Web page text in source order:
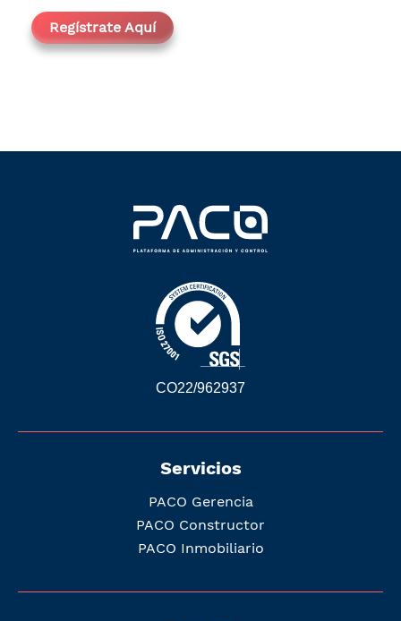
Regístrate Aquí
CO22/962937
Servicios
PACO Gerencia
PACO Constructor
PACO Inmobiliario